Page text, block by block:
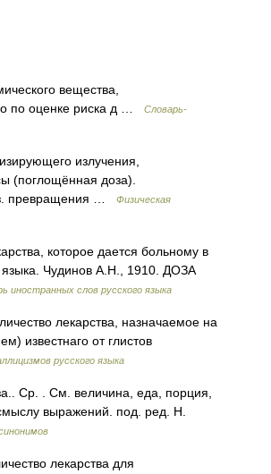
вещества,
по оценке риска д …
Словарь-
излучения,
(поглощённая доза).
превращения …
Физическая
которое дается больному в
языка. Чудинов А.Н., 1910. ДОЗА
иностранных слов русского языка
лекарства, назначаемое на
известнаго от глистов
русского языка
Ср. . См. величина, еда, порция,
выражений. под. ред. Н.
лекарства для